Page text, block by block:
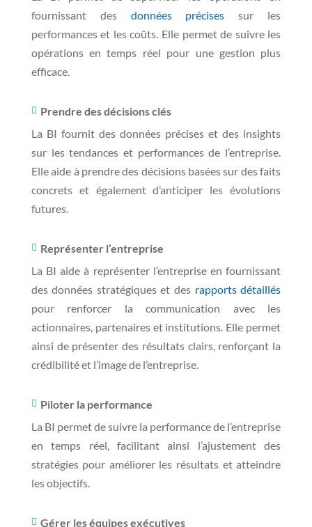
fournissant des données précises sur les
performances et les coûts. Elle permet de suivre les
opérations en temps réel pour une gestion plus
efficace.
 Prendre des décisions clés
La BI fournit des données précises et des insights
sur les tendances et performances de l’entreprise.
Elle aide à prendre des décisions basées sur des faits
concrets et également d’anticiper les évolutions
futures.
 Représenter l’entreprise
La BI aide à représenter l’entreprise en fournissant
des données stratégiques et des rapports détaillés
pour renforcer la communication avec les
actionnaires, partenaires et institutions. Elle permet
ainsi de présenter des résultats clairs, renforçant la
crédibilité et l’image de l’entreprise.
 Piloter la performance
La BI permet de suivre la performance de l’entreprise
en temps réel, facilitant ainsi l’ajustement des
stratégies pour améliorer les résultats et atteindre
les objectifs.
 Gérer les équipes exécutives